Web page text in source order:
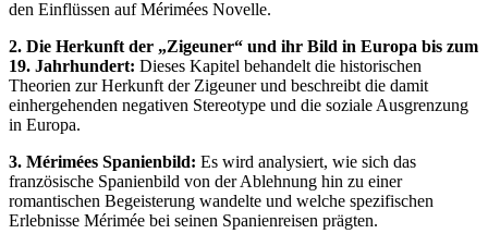
den Einflüssen auf Mérimées Novelle.
2. Die Herkunft der „Zigeuner“ und ihr Bild in Europa bis zum
19. Jahrhundert: Dieses Kapitel behandelt die historischen
Theorien zur Herkunft der Zigeuner und beschreibt die damit
einhergehenden negativen Stereotype und die soziale Ausgrenzung
in Europa.
3. Mérimées Spanienbild: Es wird analysiert, wie sich das
französische Spanienbild von der Ablehnung hin zu einer
romantischen Begeisterung wandelte und welche spezifischen
Erlebnisse Mérimée bei seinen Spanienreisen prägten.